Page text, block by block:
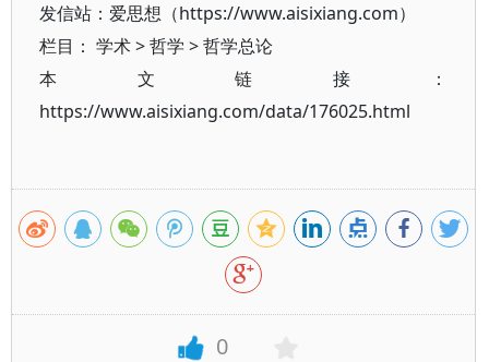
发信站：爱思想（https://www.aisixiang.com）
栏目： 学术>哲学 >哲学总论
本文链接：
https://www.aisixiang.com/data/176025.html
0